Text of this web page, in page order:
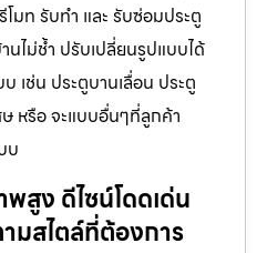
มท รับทำ และ รับซ่อมประตู
ไม่ช้ำ ปรับเปลี่ยนรูปแบบได้
เช่น ประตูบานเลื่อน ประตู
หรือ จะแบบอื่นๆที่ลูกค้า
บ
สูง ดีไซน์โดดเด่น
มสไตล์ที่ต้องการ